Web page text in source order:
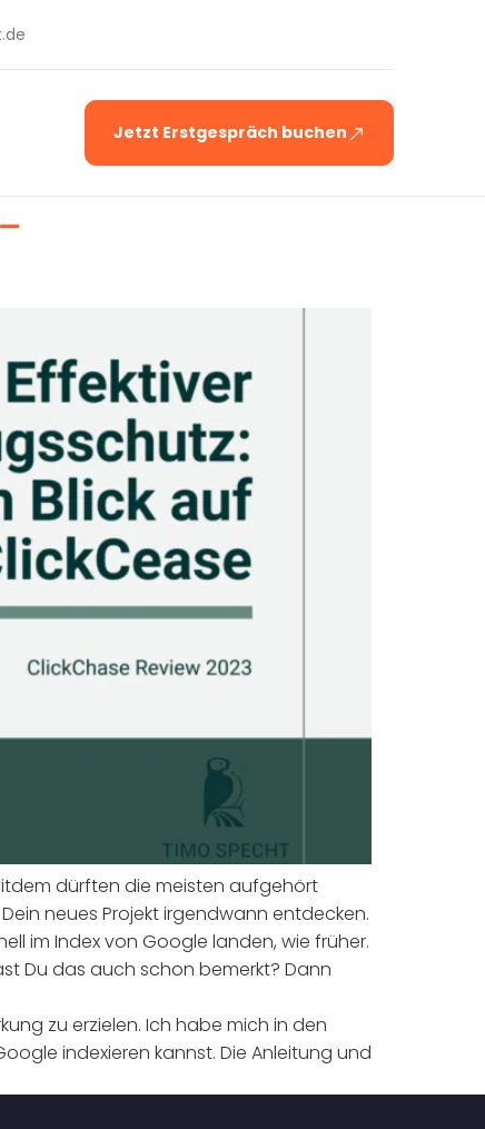
Jetzt Erstgespräch buchen
dürften die meisten aufgehört
neues Projekt irgendwann entdecken.
im Index von Google landen, wie früher.
Du das auch schon bemerkt? Dann
zu erzielen. Ich habe mich in den
indexieren kannst. Die Anleitung und